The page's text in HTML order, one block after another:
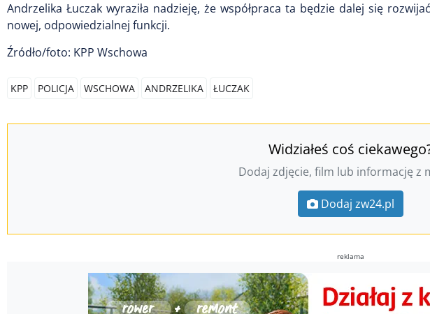
Andrzelika Łuczak wyraziła nadzieję, że współpraca ta będzie dalej się
nowej, odpowiedzialnej funkcji.
Źródło/foto: KPP Wschowa
KPP POLICJA WSCHOWA ANDRZELIKA ŁUCZAK
Widziałeś coś
Dodaj zdjęcie, film lub informację z
Dodaj zw24.pl
reklama